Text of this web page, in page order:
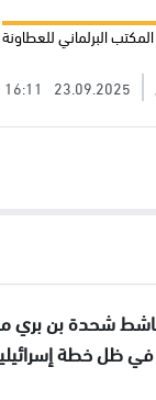
البرلماني للعطاونة
23.09.2025
16:11
شحدة بن بري
في ظل خطة